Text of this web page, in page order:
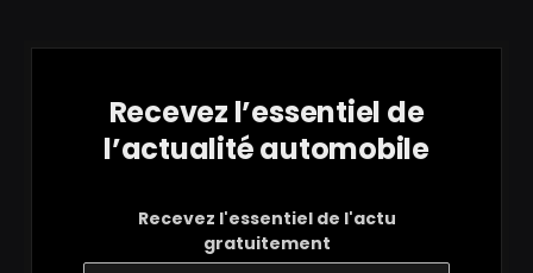
Recevez l’essentiel de
l’actualité automobile
Recevez l'essentiel de l'actu
gratuitement